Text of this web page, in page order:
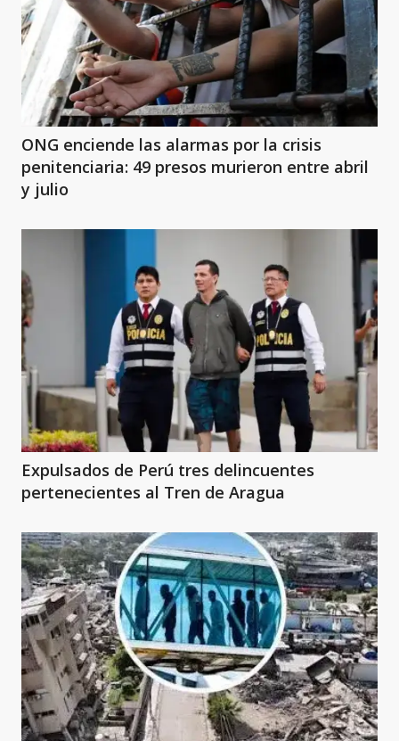
ONG enciende las alarmas por la crisis
penitenciaria: 49 presos murieron entre abril
y julio
Expulsados de Perú tres delincuentes
pertenecientes al Tren de Aragua